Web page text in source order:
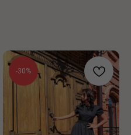
-30%